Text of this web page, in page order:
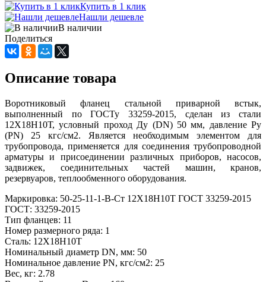
Купить в 1 клик
Нашли дешевле
В наличии
Поделиться
Описание товара
Воротниковый фланец стальной приварной встык,
выполненный по ГОСТу 33259-2015, сделан из стали
12Х18Н10Т, условный проход Ду (DN) 50 мм, давление Ру
(PN) 25 кгс/см2. Является необходимым элементом для
трубопровода, применяется для соединения трубопроводной
арматуры и присоединении различных приборов, насосов,
задвижек, соединительных частей машин, кранов,
резервуаров, теплообменного оборудования.
Маркировка: 50-25-11-1-В-Ст 12Х18Н10Т ГОСТ 33259-2015
ГОСТ: 33259-2015
Тип фланцев: 11
Номер размерного ряда: 1
Сталь: 12Х18Н10Т
Номинальный диаметр DN, мм: 50
Номинальное давление PN, кгс/см2: 25
Вес, кг: 2.78